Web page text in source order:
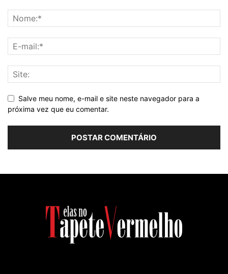
Salve meu nome, e-mail e site neste navegador para a
próxima vez que eu comentar.